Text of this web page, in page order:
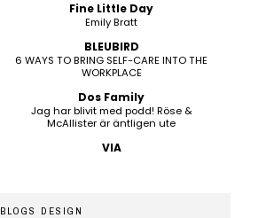
Fine Little Day
Emily Bratt
BLEUBIRD
6 WAYS TO BRING SELF-CARE INTO THE
WORKPLACE
Dos Family
Jag har blivit med podd! Röse &
McAllister är äntligen ute
VIA
BLOGS DESIGN